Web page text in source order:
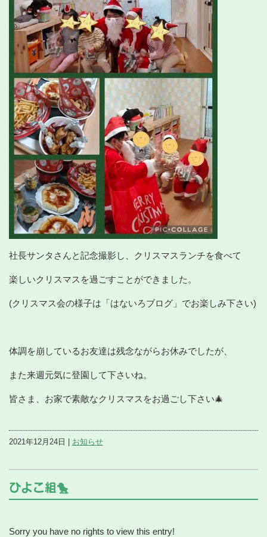
社長サンタさんと記念撮影し、クリスマスランチを食べて
楽しいクリスマスを過ごすことができました。
(クリスマス会の様子は「はないろブログ」でお楽しみ下さい)
体調を崩しているお友達は残念ながらお休みでしたが、
また来週元気に登園して下さいね。
皆さま、お家で素敵なクリスマスをお過ごし下さい🎄
2021年12月24日 | お知らせ
ひよこ組🐤
Sorry you have no rights to view this entry!